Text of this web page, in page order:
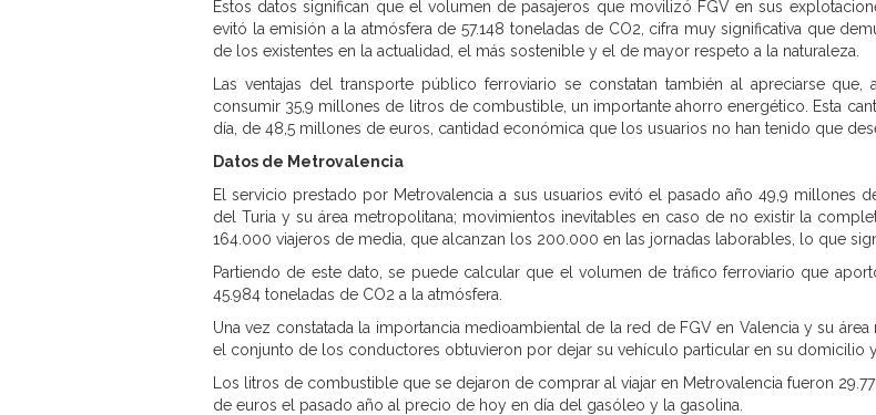
Estos datos significan que el volumen de pasajeros que movilizó FGV en sus
evitó la emisión a la atmósfera de 57.148 toneladas de CO2, cifra muy significativa que
de los existentes en la actualidad, el más sostenible y el de mayor respeto a la naturaleza.
Las ventajas del transporte público ferroviario se constatan también al apreciarse
consumir 35,9 millones de litros de combustible, un importante ahorro energético. Esta
día, de 48,5 millones de euros, cantidad económica que los usuarios no han tenido que
Datos de Metrovalencia
El servicio prestado por Metrovalencia a sus usuarios evitó el pasado año 49,9 millones
del Turia y su área metropolitana; movimientos inevitables en caso de no existir la
164.000 viajeros de media, que alcanzan los 200.000 en las jornadas laborables, lo que
Partiendo de este dato, se puede calcular que el volumen de tráfico ferroviario que
45.984 toneladas de CO2 a la atmósfera.
Una vez constatada la importancia medioambiental de la red de FGV en Valencia y su
el conjunto de los conductores obtuvieron por dejar su vehículo particular en su domicilio
Los litros de combustible que se dejaron de comprar al viajar en Metrovalencia fueron
de euros el pasado año al precio de hoy en día del gasóleo y la gasolina.